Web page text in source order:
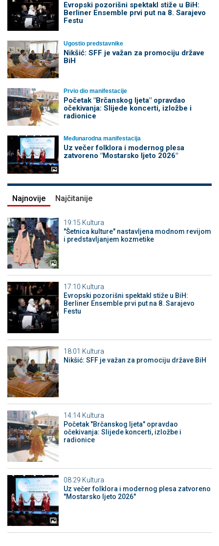
Evropski pozorišni spektakl stiže u BiH:
Berliner Ensemble prvi put na 8. Sarajevo
Festu
Ugostio predstavnike
Nikšić: SFF je važan za promociju države
BiH
Prvio dio manifestacije
Početak "Brčanskog ljeta" opravdao
očekivanja: Slijede koncerti, izložbe i
radionice
Međunarodna manifestacija
Uz večer folklora i modernog plesa
zatvoreno "Mostarsko ljeto 2026"
Najnovije Najčitanije
19:15 Kultura
"Šetnica kulture" nastavljena modnom revijom
i predstavljanjem kozmetike
17:10 Kultura
Evropski pozorišni spektakl stiže u BiH:
Berliner Ensemble prvi put na 8. Sarajevo
Festu
18:01 Kultura
Nikšić: SFF je važan za promociju države BiH
14:14 Kultura
Početak "Brčanskog ljeta" opravdao
očekivanja: Slijede koncerti, izložbe i
radionice
08:29 Kultura
Uz večer folklora i modernog plesa zatvoreno
"Mostarsko ljeto 2026"